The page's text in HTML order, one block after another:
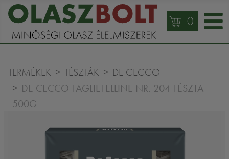
0
TERMÉKEK TÉSZTÁK DE CECCO
DE CECCO TAGLIETELLINE NR. 204 TÉSZTA
500G